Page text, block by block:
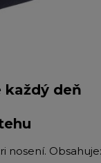
deň
nosení.